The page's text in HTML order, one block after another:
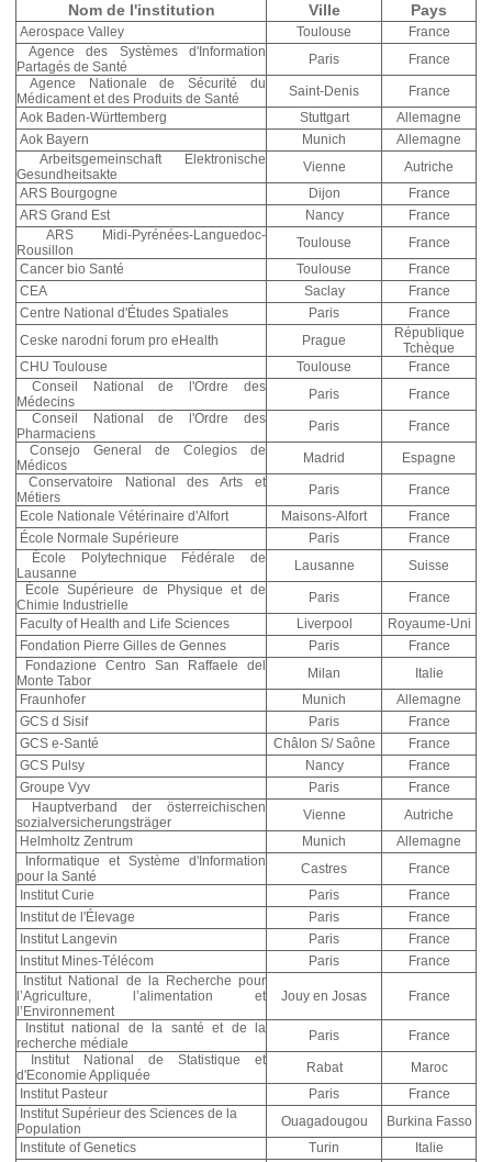
Nom de l'institution
Ville Pays
Aerospace Valley Toulouse
France
Agence des Systèmes d'Information
Partagés de Santé
Paris
France
Agence Nationale de Sécurité du
Médicament et des Produits de Santé
Saint-Denis
France
Aok Baden-Württemberg
Stuttgart
Allemagne
Aok Bayern
Munich
Allemagne
Arbeitsgemeinschaft Elektronische
Gesundheitsakte
Vienne
Autriche
ARS Bourgogne
Dijon
France
ARS Grand Est
Nancy
France
ARS Midi-Pyrénées-Languedoc-
Rousillon
Toulouse
France
Cancer bio Santé
Toulouse
France
CEA
Saclay
France
Centre National d'Études Spatiales
Paris
France
Ceske narodni forum pro eHealth
Prague
République
Tchèque
CHU Toulouse
Toulouse
France
Conseil National de l'Ordre des
Médecins
Paris
France
Conseil National de l'Ordre des
Pharmaciens
Paris
France
Consejo General de Colegios de
Médicos
Madrid
Espagne
Conservatoire National des Arts et
Métiers
Paris
France
Ecole Nationale Vétérinaire d'Alfort
Maisons-Alfort
France
École Normale Supérieure
Paris
France
École Polytechnique Fédérale de
Lausanne
Lausanne
Suisse
École Supérieure de Physique et de
Chimie Industrielle
Paris
France
Faculty of Health and Life Sciences
Liverpool
Royaume-Uni
Fondation Pierre Gilles de Gennes
Paris
France
Fondazione Centro San Raffaele del
Monte Tabor
Milan
Italie
Fraunhofer
Munich
Allemagne
GCS d Sisif
Paris
France
GCS e-Santé
Châlon S/ Saône
France
GCS Pulsy
Nancy
France
Groupe Vyv
Paris
France
Hauptverband der österreichischen
sozialversicherungsträger
Vienne
Autriche
Helmholtz Zentrum
Munich
Allemagne
Informatique et Système d'Information
pour la Santé
Castres
France
Institut Curie
Paris
France
Institut de l'Élevage
Paris
France
Institut Langevin
Paris
France
Institut Mines-Télécom
Paris
France
Institut National de la Recherche pour
l’Agriculture, l’alimentation et
l’Environnement
Jouy en Josas France
Institut national de la santé et de la
recherche médiale
Paris
France
Institut National de Statistique et
d'Economie Appliquée
Rabat
Maroc
Institut Pasteur
Paris
France
Institut Supérieur des Sciences de la
Population
Ouagadougou
Burkina Fasso
Institute of Genetics
Turin
Italie